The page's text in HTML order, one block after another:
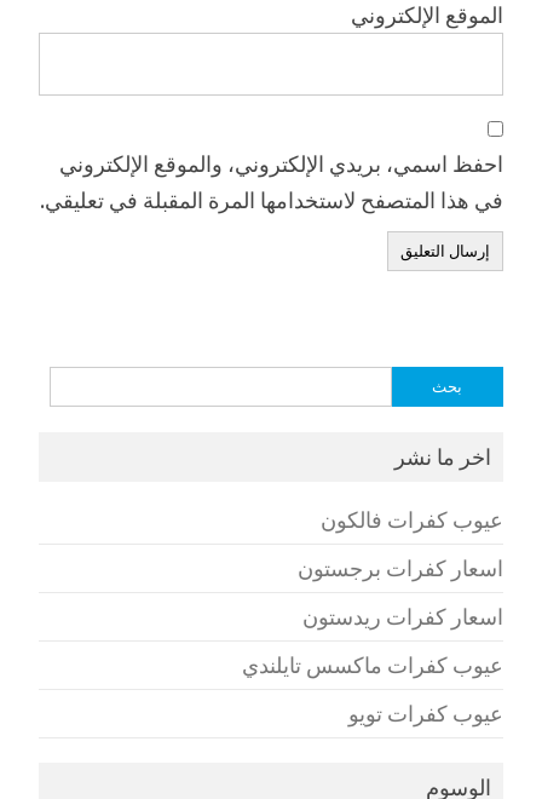
الموقع الإلكتروني
احفظ اسمي، بريدي الإلكتروني، والموقع الإلكتروني
في هذا المتصفح لاستخدامها المرة المقبلة في تعليقي.
البحث
اخر ما نشر
عيوب كفرات فالكون
اسعار كفرات برجستون
اسعار كفرات ريدستون
عيوب كفرات ماكسس تايلندي
عيوب كفرات تويو
الوسوم